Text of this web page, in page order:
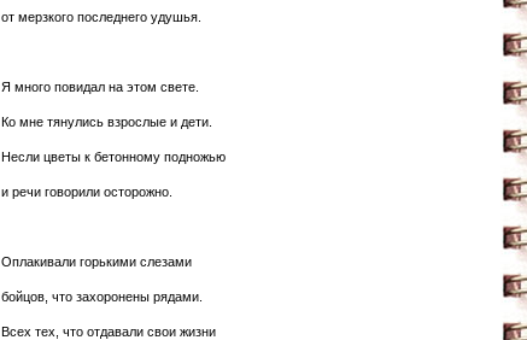
от мерзкого последнего удушья.
Я много повидал на этом свете.
Ко мне тянулись взрослые и дети.
Несли цветы к бетонному подножью
и речи говорили осторожно.
Оплакивали горькими слезами
бойцов, что захоронены рядами.
Всех тех, что отдавали свои жизни